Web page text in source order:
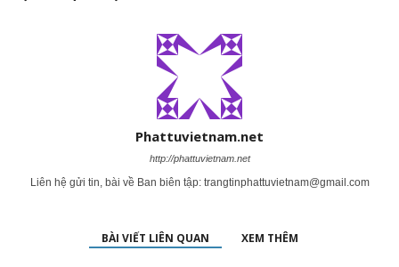
Phattuvietnam.net
http://phattuvietnam.net
Liên hệ gửi tin, bài về Ban biên tập: trangtinphattuvietnam@gmail.com
BÀI VIẾT LIÊN QUAN XEM THÊM